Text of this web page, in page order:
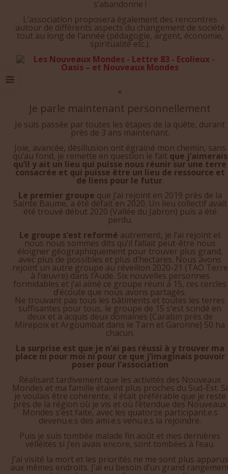
L’association proposera également des rencontres
autour de différents aspects du changement de société
tout au long de l’année (pédagogie, argent, économie,
spiritualité etc.).
Je parle maintenant personnellement
Je suis passée par toutes les étapes de la quête, durant
près de 3 ans maintenant.
Joie, avancée, désillusion ont égrainé mon chemin, sans
qu’au fond, je remette en question le faitque j’aimerais
qu’il y ait un lieu qui puisse nous réunir sur une terre
consacrée et qui puisse être un lieu de ressource et
de liens pour le futur.
Le premier groupeque j’ai rejoint en 2019 près de la
Sainte Baume, a été défait en 2020. Un lieu collectif avait
été trouvé début 2020 (Vallée du Jabron) puis a été
perdu.
Le groupe s’est reforméautrement, je l’ai rejoint et
nous nous sommes dits qu’il fallait peut-être nous
éloigner géographiquement pour trouver plus grand,
avec plus de possibles et plus d’hectares. Nous avons
rejoint un autre groupe au réveillon 2020-21 (TAO Terre
à l’œuvre) dans l’Aude. Six nouvelles personnes
formidables et j’ai aimé ce groupe réuni à 15, ces cercles
d’écoute que nous avons partagés.
Ne trouvant pas tous les bâtiments et toutes les terres
suffisantes pour tous, le groupe de 15 s’est scindé en
deux et a acquis deux domaines (Carabin près de
Mirepoix et Argoumbat dans le Tarn et Garonne) 50 ha
chacun.
La surprise est que je n’ai pas réussi à y trouver ma
place ni pour moi ni pour ce que j’imaginais pouvoir
poser pour l’association
Réalisant tardivement que les activités des Nouveaux
Mondes et ma famille étaient plus proches du Sud-Est. Si
je voulais être cohérente, il était préférable que je reste
près de la région où je vis et où l’étendue des Nouveaux
Mondes s’est faite, avec les quatorze participant.e.s
devenu.e.s des ami.e.s venu.e.s la rejoindre.
Puis je suis tombée malade fin août et mes dernières
vélléités si j’en avais encore, sont tombées à l’eau.
J’ai visité la mort et les priorités ne me sont plus apparus
aux mêmes endroits. J’ai eu besoin d’un grand
à tous les niveaux, j’en suis encore là.